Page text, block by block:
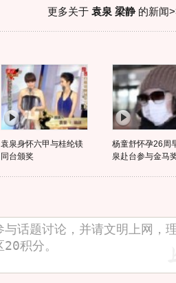
更多关于 袁泉 梁静的新闻
袁泉身怀六甲与桂纶镁
同台颁奖
杨童舒怀孕26周
泉赴台参与金马